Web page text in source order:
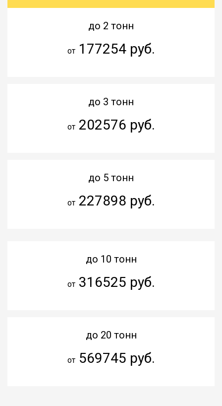
до 2 тонн
от177254 руб.
до 3 тонн
от202576 руб.
до 5 тонн
от227898 руб.
до 10 тонн
от316525 руб.
до 20 тонн
от569745 руб.